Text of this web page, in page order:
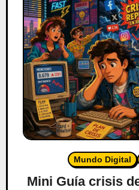
Mundo Digital
Mini Guía crisis